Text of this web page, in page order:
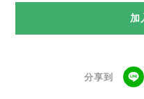
加
分享到